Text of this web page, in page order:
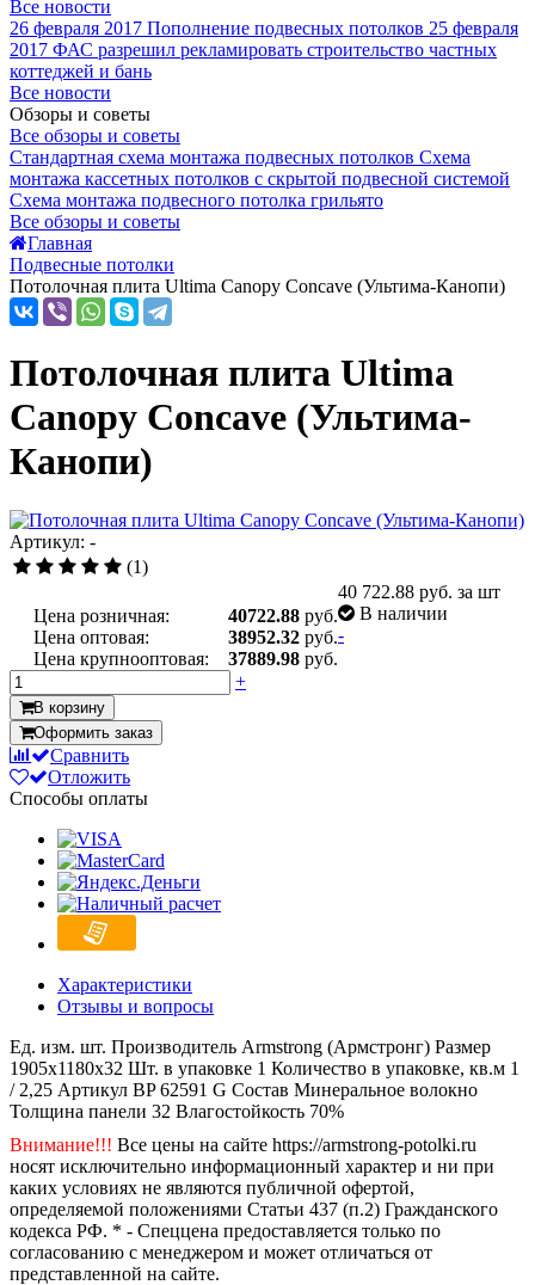
Все новости
26 февраля 2017 Пополнение подвесных потолков 25 февраля
2017 ФАС разрешил рекламировать строительство частных
коттеджей и бань
Все новости
Обзоры и советы
Все обзоры и советы
Стандартная схема монтажа подвесных потолков Схема
монтажа кассетных потолков с скрытой подвесной системой
Схема монтажа подвесного потолка грильято
Все обзоры и советы
Главная
Подвесные потолки
Потолочная плита Ultima Canopy Concave (Ультима-Канопи)
Потолочная плита Ultima
Canopy Concave (Ультима-
Канопи)
Артикул: -
(1)
Цена розничная: 40722.88 руб.
Цена оптовая:
38952.32 руб.
Цена крупнооптовая:
37889.98 руб.
40 722.88 руб. за шт
В наличии
-
+
В корзину
Оформить заказ
Сравнить
Отложить
Способы оплаты
Характеристики
Отзывы и вопросы
Ед. изм. шт. Производитель Armstrong (Армстронг) Размер
1905x1180x32 Шт. в упаковке 1 Количество в упаковке, кв.м 1
/ 2,25 Артикул BP 62591 G Состав Минеральное волокно
Толщина панели 32 Влагостойкость 70%
Внимание!!! Все цены на сайте https://armstrong-potolki.ru
носят исключительно информационный характер и ни при
каких условиях не являются публичной офертой,
определяемой положениями Статьи 437 (п.2) Гражданского
кодекса РФ. * - Спеццена предоставляется только по
согласованию с менеджером и может отличаться от
представленной на сайте.